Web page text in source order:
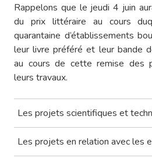
Rappelons que le jeudi 4 juin
du prix littéraire au cours
quarantaine d’établissements
leur livre préféré et leur bande
au cours de cette remise des
leurs travaux.
Les projets scientifiques et
Les projets en relation avec les